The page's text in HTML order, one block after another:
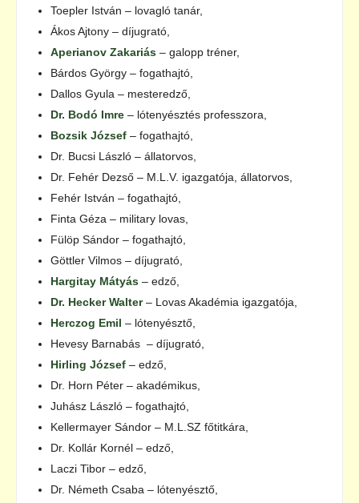
Toepler István – lovagló tanár,
Ákos Ajtony – díjugrató,
Aperianov Zakariás – galopp tréner,
Bárdos György – fogathajtó,
Dallos Gyula – mesteredző,
Dr. Bodó Imre – lótenyésztés professzora,
Bozsik József – fogathajtó,
Dr. Bucsi László – állatorvos,
Dr. Fehér Dezső – M.L.V. igazgatója, állatorvos,
Fehér István – fogathajtó,
Finta Géza – military lovas,
Fülöp Sándor – fogathajtó,
Göttler Vilmos – díjugrató,
Hargitay Mátyás – edző,
Dr. Hecker Walter – Lovas Akadémia igazgatója,
Herczog Emil – lótenyésztő,
Hevesy Barnabás – díjugrató,
Hirling József – edző,
Dr. Horn Péter – akadémikus,
Juhász László – fogathajtó,
Kellermayer Sándor – M.L.SZ főtitkára,
Dr. Kollár Kornél – edző,
Laczi Tibor – edző,
Dr. Németh Csaba – lótenyésztő,